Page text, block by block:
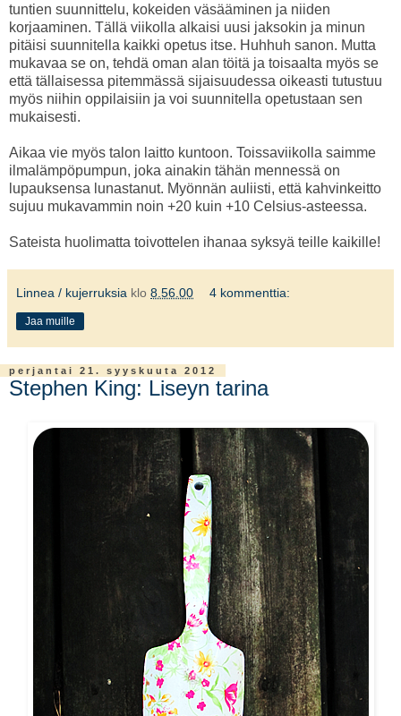
tuntien suunnittelu, kokeiden väsääminen ja niiden
korjaaminen. Tällä viikolla alkaisi uusi jaksokin ja minun
pitäisi suunnitella kaikki opetus itse. Huhhuh sanon. Mutta
mukavaa se on, tehdä oman alan töitä ja toisaalta myös se
että tällaisessa pitemmässä sijaisuudessa oikeasti tutustuu
myös niihin oppilaisiin ja voi suunnitella opetustaan sen
mukaisesti.
Aikaa vie myös talon laitto kuntoon. Toissaviikolla saimme
ilmalämpöpumpun, joka ainakin tähän mennessä on
lupauksensa lunastanut. Myönnän auliisti, että kahvinkeitto
sujuu mukavammin noin +20 kuin +10 Celsius-asteessa.
Sateista huolimatta toivottelen ihanaa syksyä teille kaikille!
Linnea / kujerruksia klo 8.56.00 4 kommenttia:
Jaa muille
perjantai 21. syyskuuta 2012
Stephen King: Liseyn tarina